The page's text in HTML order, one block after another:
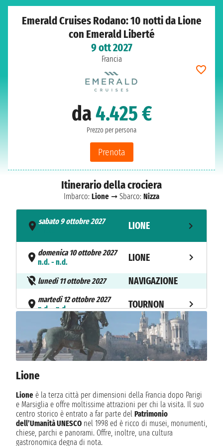
Emerald Cruises Rodano: 10 notti da Lione
con Emerald Liberté
9 ott 2027
Francia
da4.425 €
Prezzo per persona
Prenota
Itinerario della crociera
Imbarco: Lione ➞ Sbarco: Nizza
sabato 9 ottobre 2027
LIONE
domenica 10 ottobre 2027
n.d. - n.d.
LIONE
lunedì 11 ottobre 2027 NAVIGAZIONE
martedì 12 ottobre 2027
n.d. - n.d.
TOURNON
mercoledì 13 ottobre 2027 NAVIGAZIONE
giovedì 14 ottobre 2027
n.d. - n.d.
AVIGNONE
venerdì 15 ottobre 2027
sabato 16 ottobre 2027
n.d. - n.d.
ARLES
domenica 17 ottobre 2027
Lione
Lione è la terza città per dimensioni della Francia dopo Parigi
e Marsiglia e offre moltissime attrazioni per chi la visita. Il suo
centro storico è entrato a far parte del Patrimonio
dell’Umanità UNESCO nel 1998 ed è ricco di musei, monumenti,
chiese, parchi e panorami. Offre, inoltre, una cultura
gastronomica degna di nota.